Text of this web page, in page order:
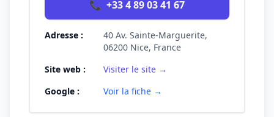
📞 +33 4 89 03 41 67
Adresse :
40 Av. Sainte-Marguerite,
06200 Nice, France
Site web :
Visiter le site →
Google :
Voir la fiche →